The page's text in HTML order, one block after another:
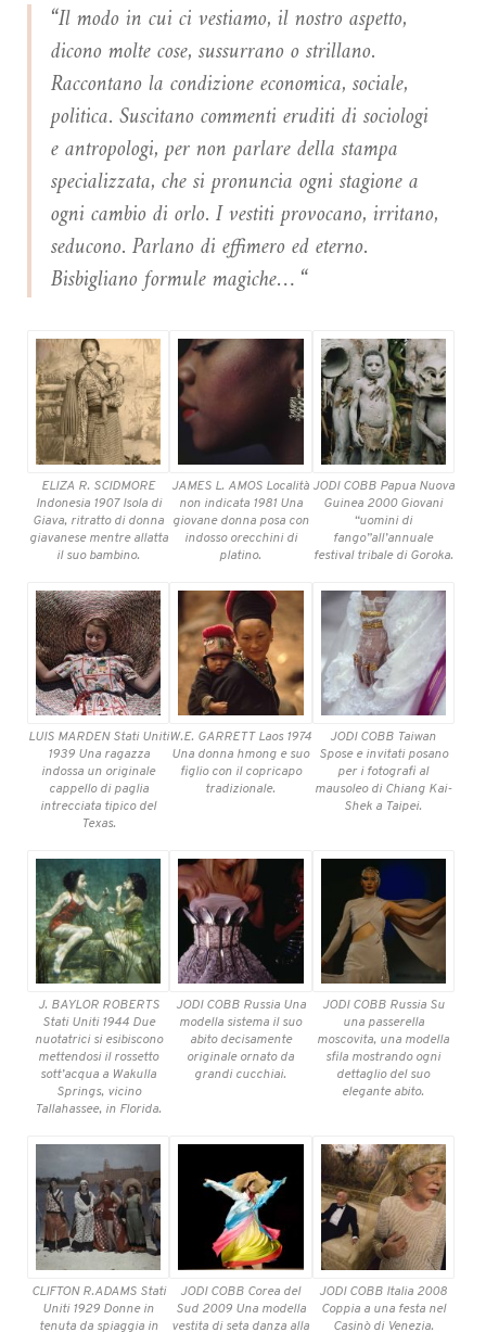
“Il modo in cui ci vestiamo, il nostro aspetto,
dicono molte cose, sussurrano o strillano.
Raccontano la condizione economica, sociale,
politica. Suscitano commenti eruditi di sociologi
e antropologi, per non parlare della stampa
specializzata, che si pronuncia ogni stagione a
ogni cambio di orlo. I vestiti provocano, irritano,
seducono. Parlano di effimero ed eterno.
Bisbigliano formule magiche… “
ELIZA R. SCIDMORE
Indonesia 1907 Isola di
Giava, ritratto di donna
giavanese mentre allatta
il suo bambino.
JAMES L. AMOS Località
non indicata 1981 Una
giovane donna posa con
indosso orecchini di
platino.
JODI COBB Papua Nuova
Guinea 2000 Giovani
“uomini di
fango”all’annuale
festival tribale di Goroka.
LUIS MARDEN Stati Uniti
1939 Una ragazza
indossa un originale
cappello di paglia
intrecciata tipico del
Texas.
W.E. GARRETT Laos 1974
Una donna hmong e suo
figlio con il copricapo
tradizionale.
JODI COBB Taiwan
Spose e invitati posano
per i fotografi al
mausoleo di Chiang Kai-
Shek a Taipei.
J. BAYLOR ROBERTS
Stati Uniti 1944 Due
nuotatrici si esibiscono
mettendosi il rossetto
sott’acqua a Wakulla
Springs, vicino
Tallahassee, in Florida.
JODI COBB Russia Una
modella sistema il suo
abito decisamente
originale ornato da
grandi cucchiai.
JODI COBB Russia Su
una passerella
moscovita, una modella
sfila mostrando ogni
dettaglio del suo
elegante abito.
CLIFTON R.ADAMS Stati
Uniti 1929 Donne in
tenuta da spiaggia in
JODI COBB Corea del
Sud 2009 Una modella
vestita di seta danza alla
JODI COBB Italia 2008
Coppia a una festa nel
Casinò di Venezia.